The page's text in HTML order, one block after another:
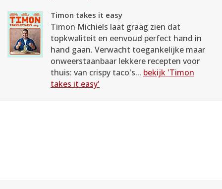
Timon takes it easy
Timon Michiels laat graag zien dat
topkwaliteit en eenvoud perfect hand in
hand gaan. Verwacht toegankelijke maar
onweerstaanbaar lekkere recepten voor
thuis: van crispy taco's... bekijk 'Timon
takes it easy'